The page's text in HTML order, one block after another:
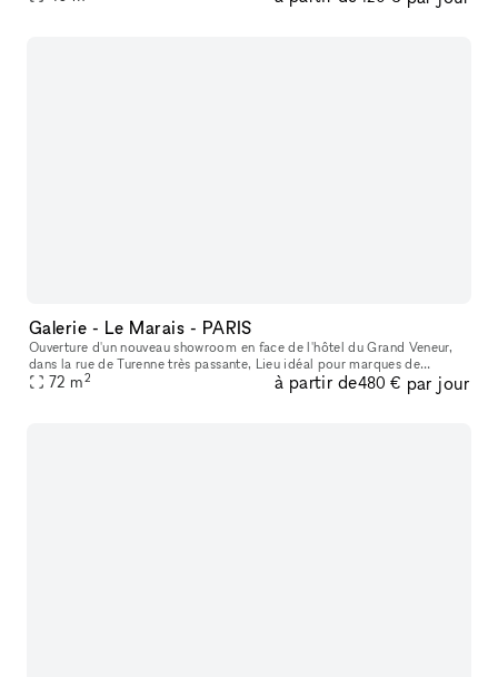
Galerie - Le Marais - PARIS
Ouverture d'un nouveau showroom en face de l'hôtel du Grand Veneur,
dans la rue de Turenne très passante, Lieu idéal pour marques de
créateurs, boutique vintage, showroom, évènementiel, galeries d'a
72 m2 à partir de480 € par jour